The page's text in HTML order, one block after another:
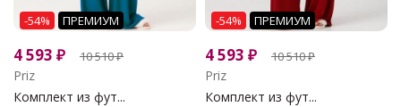
-54% ПРЕМИУМ
4 593 ₽ 10 510₽
Priz
Комплект из фут...
-54% ПРЕМИУМ
4 593 ₽ 10 510₽
Priz
Комплект из фут...